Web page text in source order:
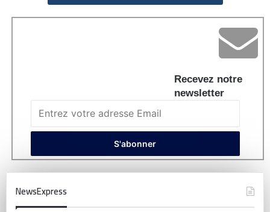
Recevez notre
newsletter
NewsExpress